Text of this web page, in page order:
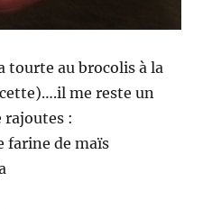
tourte au brocolis à la
me reste un
rajoutes :
farine de maïs